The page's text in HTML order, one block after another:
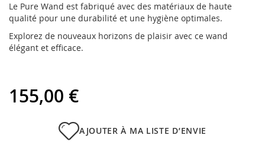
Le Pure Wand est fabriqué avec des matériaux de haute
qualité pour une durabilité et une hygiène optimales.
Explorez de nouveaux horizons de plaisir avec ce wand
élégant et efficace.
155,00 €
AJOUTER À MA LISTE D’ENVIE